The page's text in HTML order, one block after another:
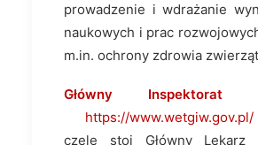
prowadzenie i wdrażanie
naukowych i prac
m.in. ochrony zdrowia
Główny Inspektorat
https://www.wetgiw.gov.pl/
czele stoi Główny Lekarz